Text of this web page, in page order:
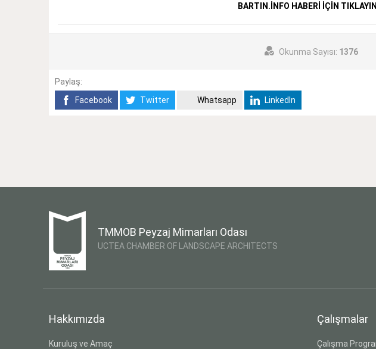
BARTIN.İNFO HABERİ İÇİN
Okunma Sayısı: 1376
Paylaş:
Facebook
Twitter Whatsapp LinkedIn
TMMOB Peyzaj Mimarları Odası
UCTEA CHAMBER OF LANDSCAPE ARCHITECTS
Hakkımızda
Kuruluş ve Amaç
Çalışmalar
Çalışma